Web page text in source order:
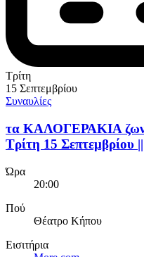
Τρίτη
15 Σεπτεμβρίου
Συναυλίες
τα ΚΑΛΟΓΕΡΑΚΙΑ
Τρίτη 15 Σεπτεμβρίου
Ώρα
20:00
Πού
Θέατρο Κήπου
Εισιτήρια